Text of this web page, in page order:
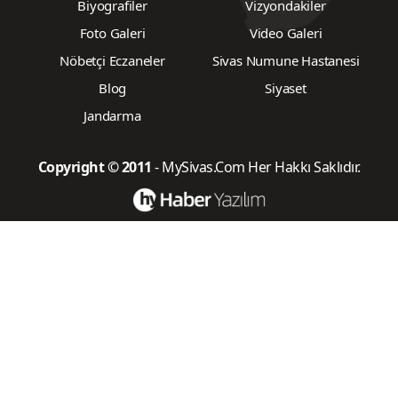
Biyografiler
Vizyondakiler
Foto Galeri
Video Galeri
Nöbetçi Eczaneler
Sivas Numune Hastanesi
Blog
Siyaset
Jandarma
Copyright © 2011 - MySivas.Com Her Hakkı Saklıdır.